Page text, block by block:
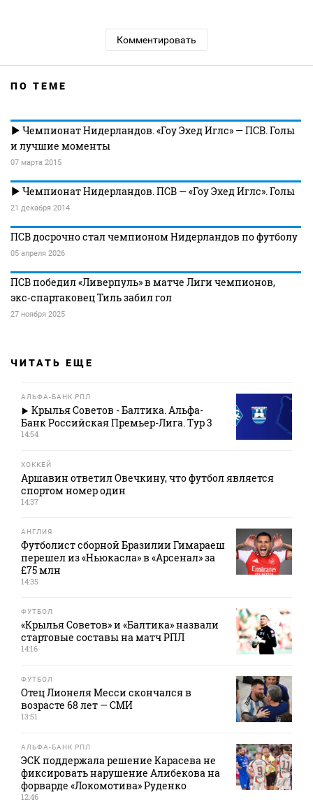
Комментировать
ПО ТЕМЕ
Чемпионат Нидерландов. «Гоу Эхед Иглс» — ПСВ. Голы
и лучшие моменты
07 марта 2015
Чемпионат Нидерландов. ПСВ — «Гоу Эхед Иглс». Голы
21 декабря 2014
ПСВ досрочно стал чемпионом Нидерландов по футболу
05 апреля 2026
ПСВ победил «Ливерпуль» в матче Лиги чемпионов,
экс‑спартаковец Тиль забил гол
27 ноября 2025
ЧИТАТЬ ЕЩЕ
АЛЬФА-БАНК РПЛ
Крылья Советов - Балтика. Альфа-
Банк Российская Премьер-Лига. Тур 3
14:54
ХОККЕЙ
Аршавин ответил Овечкину, что футбол является
спортом номер один
14:37
АНГЛИЯ
Футболист сборной Бразилии Гимараеш
перешел из «Ньюкасла» в «Арсенал» за
£75 млн
14:35
ФУТБОЛ
«Крылья Советов» и «Балтика» назвали
стартовые составы на матч РПЛ
14:16
ФУТБОЛ
Отец Лионеля Месси скончался в
возрасте 68 лет — СМИ
13:51
АЛЬФА-БАНК РПЛ
ЭСК поддержала решение Карасева не
фиксировать нарушение Алибекова на
форварде «Локомотива» Руденко
12:46